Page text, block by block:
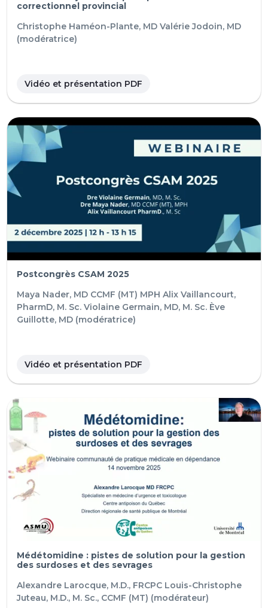
correctionnel provincial
Christophe Haméon-Plante, MD Valérie Jodoin, MD
(modératrice)
Vidéo et présentation PDF
Postcongrès CSAM 2025
Maya Nader, MD CCMF (MT) MPH Alix Vaillancourt,
PharmD, M. Sc. Violaine Germain, MD, M. Sc. Ève
Guillotte, MD (modératrice)
Vidéo et présentation PDF
Médétomidine : pistes de solution pour la gestion
des surdoses et des sevrages
Alexandre Larocque, M.D., FRCPC Louis-Christophe
Juteau, M.D., M. Sc., CCMF (MT) (modérateur)